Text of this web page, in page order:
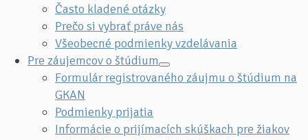
Často kladené otázky
Prečo si vybrať práve nás
Všeobecné podmienky vzdelávania
Pre záujemcov o štúdium
Formulár registrovaného záujmu o štúdium na
GKAN
Podmienky prijatia
Informácie o prijímacích skúškach pre žiakov